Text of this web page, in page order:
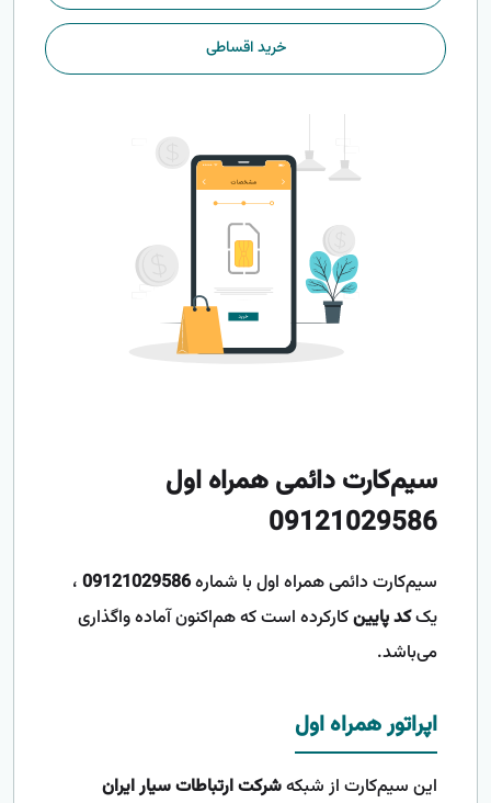
خرید اقساطی
سیم‌کارت دائمی همراه اول
09121029586
سیم‌کارت دائمی همراه اول با شماره09121029586 ،
یککد پایینکارکرده است که هم‌اکنون آماده واگذاری
می‌باشد.
اپراتور همراه اول
این سیم‌کارت از شبکهشرکت ارتباطات سیار ایران